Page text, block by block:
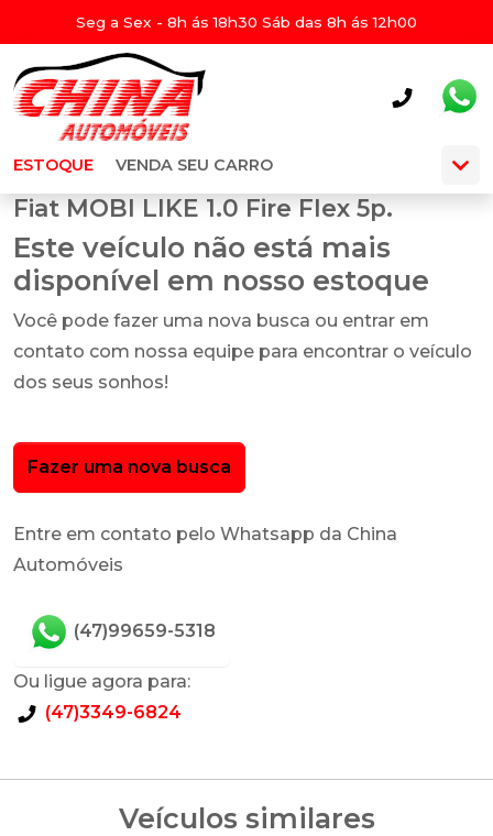
Seg a Sex - 8h ás 18h30 Sáb das 8h ás 12h00
ESTOQUE VENDA SEU CARRO
Fiat MOBI LIKE 1.0 Fire Flex 5p.
Este veículo não está mais
disponível em nosso estoque
Você pode fazer uma nova busca ou entrar em
contato com nossa equipe para encontrar o veículo
dos seus sonhos!
Fazer uma nova busca
Entre em contato pelo Whatsapp da China
Automóveis
(47)99659-5318
Ou ligue agora para:
(47)3349-6824
Veículos similares